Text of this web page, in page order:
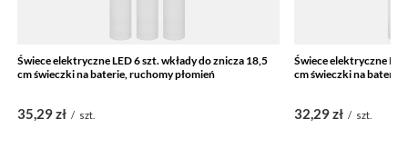
Świece elektryczne LED 6 szt. wkłady do znicza 18,5
cm świeczki na baterie, ruchomy płomień
35,29 zł / szt.
Świece elektryczne
cm świeczki na baterie
32,29 zł / szt.